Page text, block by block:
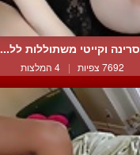
סרינה וקייטי משתוללות לל...
7692 צפיות | 4 המלצות